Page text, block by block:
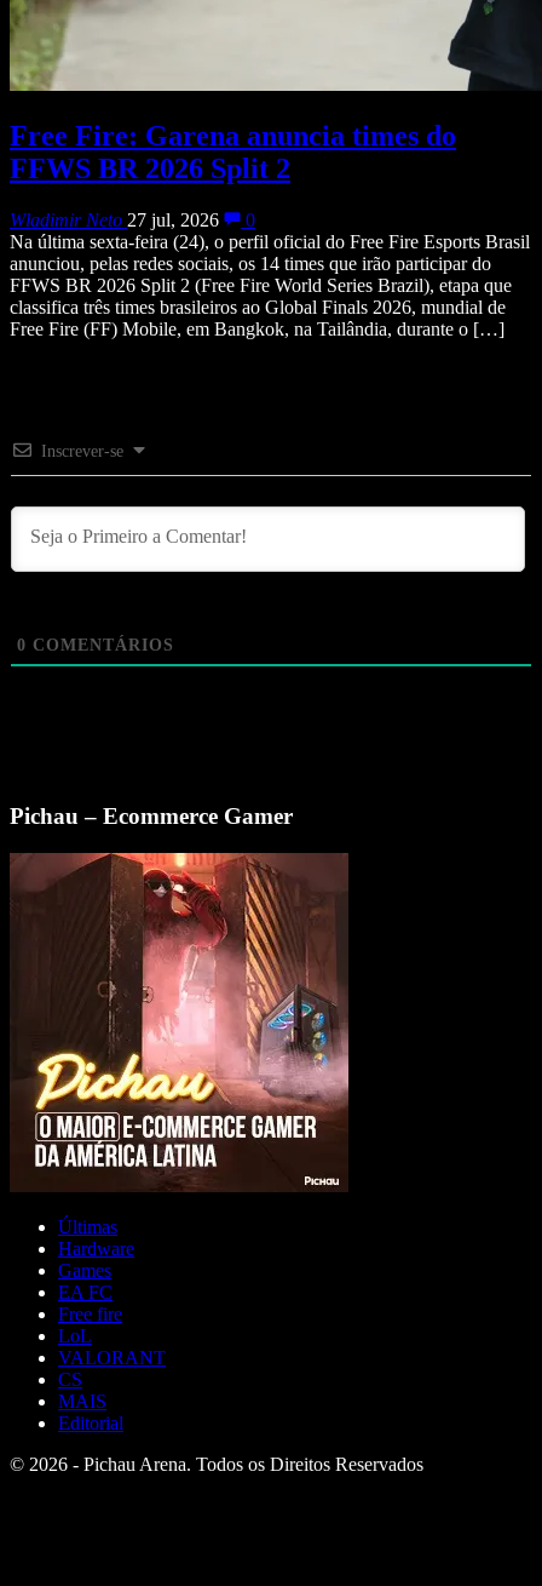
Free Fire: Garena anuncia times do
FFWS BR 2026 Split 2
Wladimir Neto 27 jul, 2026
0
Na última sexta-feira (24), o perfil oficial do Free Fire Esports Brasil
anunciou, pelas redes sociais, os 14 times que irão participar do
FFWS BR 2026 Split 2 (Free Fire World Series Brazil), etapa que
classifica três times brasileiros ao Global Finals 2026, mundial de
Free Fire (FF) Mobile, em Bangkok, na Tailândia, durante o […]
Inscrever-se
0 COMENTÁRIOS
Pichau – Ecommerce Gamer
Últimas
Hardware
Games
EA FC
Free fire
LoL
VALORANT
CS
MAIS
Editorial
© 2026 - Pichau Arena. Todos os Direitos Reservados